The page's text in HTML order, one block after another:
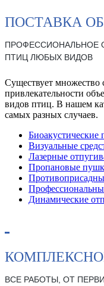
ПОСТАВКА
ПРОФЕССИОНАЛЬНОЕ
ПТИЦ ЛЮБЫХ ВИДОВ
Существует множество
привлекательности
видов птиц. В нашем
самых разных случаев.
Биоакустические
Визуальные
Лазерные
Пропановые
Динамические
ВСЕ РАБОТЫ, ОТ